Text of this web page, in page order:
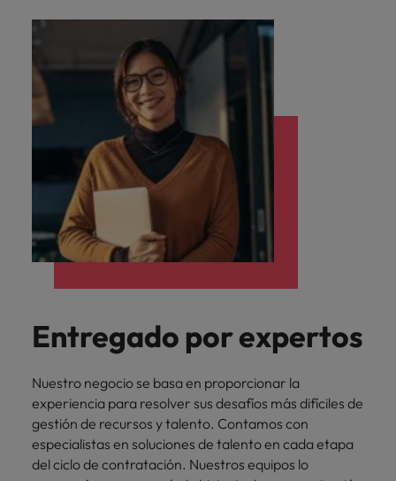
Entregado por expertos
Nuestro negocio se basa en proporcionar la
experiencia para resolver sus desafíos más difíciles de
gestión de recursos y talento. Contamos con
especialistas en soluciones de talento en cada etapa
del ciclo de contratación. Nuestros equipos lo